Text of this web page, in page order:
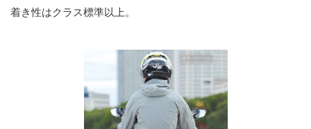
着き性はクラス標準以上。